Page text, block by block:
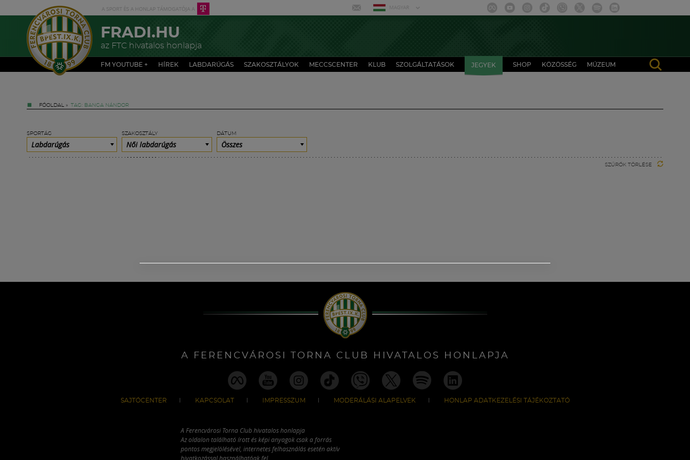
MAGYAR
FRADI.HU
az FTC hivatalos honlapja
FM YOUTUBE + HÍREK LABDARÚGÁS SZAKOSZTÁLYOK MECCSCENTER KLUB SZOLGÁLTATÁSOK JEGYEK SHOP KÖZÖSSÉG MÚZEUM
FŐOLDAL » TAG: BANGA NÁNDOR
SPORTÁG
Labdarúgás
SZAKOSZTÁLY
Női labdarúgás
DÁTUM
Összes
SZŰRŐK TÖRLÉSE
A FERENCVÁROSI TORNA CLUB HIVATALOS HONLAPJA
SAJTÓCENTER KAPCSOLAT IMPRESSZUM MODERÁLÁSI ALAPELVEK HONLAP ADATKEZELÉSI TÁJÉKOZTATÓ
A Ferencvárosi Torna Club hivatalos honlapja
Az oldalon található írott és képi anyagok csak a forrás
pontos megjelölésével, internetes felhasználás esetén aktív
hivatkozással használhatóak fel.